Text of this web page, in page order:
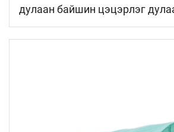
дулаан байшин цэцэрлэг
металл хүрээтэй шилэн
цуглуулагддаг түүвэр